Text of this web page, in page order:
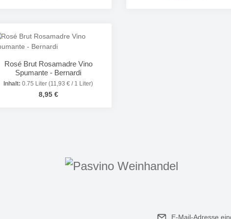
Produkt Anzahl: Gib den gewünschten
Rosé Brut Rosamadre Vino
Spumante - Bernardi
Inhalt:0.75 Liter(11,93 € / 1 Liter)
Regulärer Preis:
8,95 €